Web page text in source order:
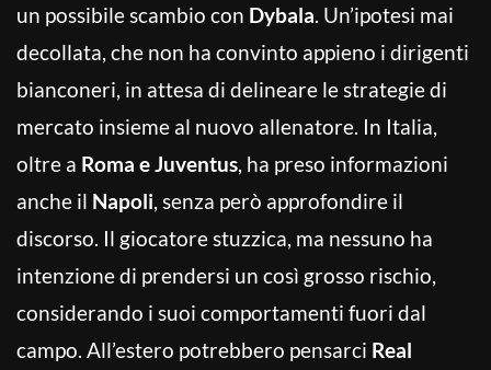
un possibile scambio con Dybala. Un’ipotesi mai
decollata, che non ha convinto appieno i dirigenti
bianconeri, in attesa di delineare le strategie di
mercato insieme al nuovo allenatore. In Italia,
oltre a Roma e Juventus, ha preso informazioni
anche il Napoli, senza però approfondire il
discorso. Il giocatore stuzzica, ma nessuno ha
intenzione di prendersi un così grosso rischio,
considerando i suoi comportamenti fuori dal
campo. All’estero potrebbero pensarci Real